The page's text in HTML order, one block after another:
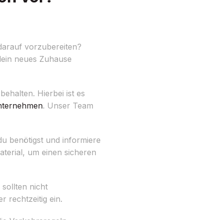
vorzubereiten?
neues Zuhause
Hierbei ist es
. Unser Team
benötigst und informiere
um einen sicheren
sollten nicht
rechtzeitig ein.